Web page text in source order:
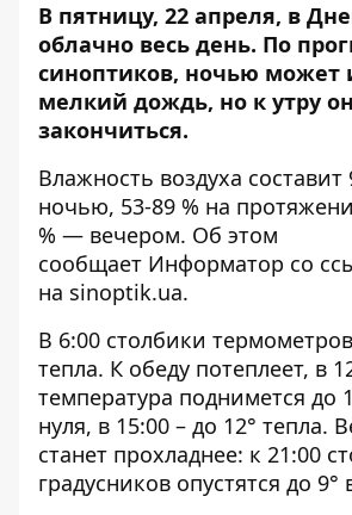
В пятницу, 22 апреля, в
облачно весь день. По
синоптиков, ночью может
мелкий дождь, но к утру
закончиться.
Влажность воздуха составит
ночью, 53-89 % на
% — вечером. Об этом
сообщает Информатор со
на sinoptik.ua.
В 6:00 столбики
тепла. К обеду потеплеет, в
температура поднимется до
нуля, в 15:00 – до 12° тепла.
станет прохладнее: к 21:00
градусников опустятся до